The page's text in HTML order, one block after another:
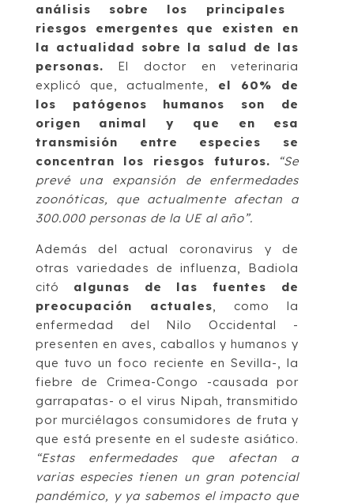
análisis sobre los principales
riesgos emergentes que existen en
la actualidad sobre la salud de las
personas. El doctor en veterinaria
explicó que, actualmente, el 60% de
los patógenos humanos son de
origen animal y que en esa
transmisión entre especies se
concentran los riesgos futuros.
“Se
prevé una expansión de enfermedades
zoonóticas, que actualmente afectan a
300.000 personas de la UE al año”.
Además del actual coronavirus y de
otras variedades de influenza, Badiola
citó algunas de las fuentes de
preocupación actuales, como la
enfermedad del Nilo Occidental -
presenten en aves, caballos y humanos y
que tuvo un foco reciente en Sevilla-, la
fiebre de Crimea-Congo -causada por
garrapatas- o el virus Nipah, transmitido
por murciélagos consumidores de fruta y
que está presente en el sudeste asiático.
“Estas enfermedades que afectan a
varias especies tienen un gran potencial
pandémico, y ya sabemos el impacto que